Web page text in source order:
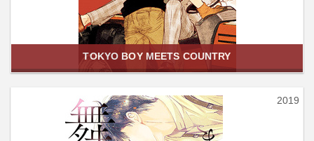
TOKYO BOY MEETS COUNTRY
2019